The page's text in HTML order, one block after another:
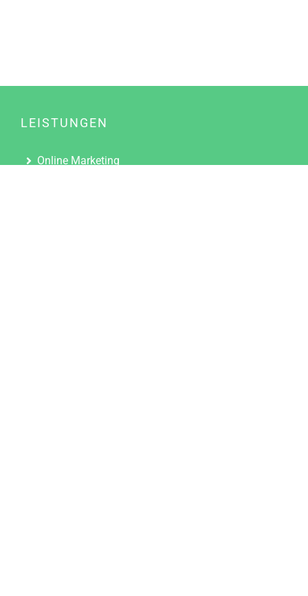
LEISTUNGEN
Online Marketing